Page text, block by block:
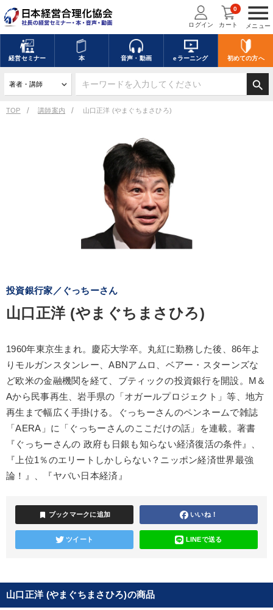
menu
メニュー
ログイン カート
0
経営セミナー 本 音声・動画 eラーニング 初めての方へ
search
TOP 講師案内 山口正洋 (やまぐちまさひろ)
投資銀行家／ぐっちーさん
山口正洋 (やまぐちまさひろ)
1960年東京生まれ。慶応大学卒。丸紅に勤務した後、86年よ
りモルガンスタンレー、ABNアムロ、ベアー・スターンズな
ど欧米の金融機関を経て、ブティックの投資銀行を開設。M＆
Aから民事再生、岩手県の「オガールプロジェクト」等、地方
再生まで幅広く手掛ける。ぐっちーさんのペンネームで雑誌
「AERA」に「ぐっちーさんのここだけの話」を連載。著書
『ぐっちーさんの 政府も日銀も知らない経済復活の条件』、
『上位1％のエリートしかしらない？ニッポン経済世界最強
論！』、『ヤバい日本経済』
bookmark ブックマークに追加 いいね！
ツイート LINEで送る
山口正洋 (やまぐちまさひろ)の商品